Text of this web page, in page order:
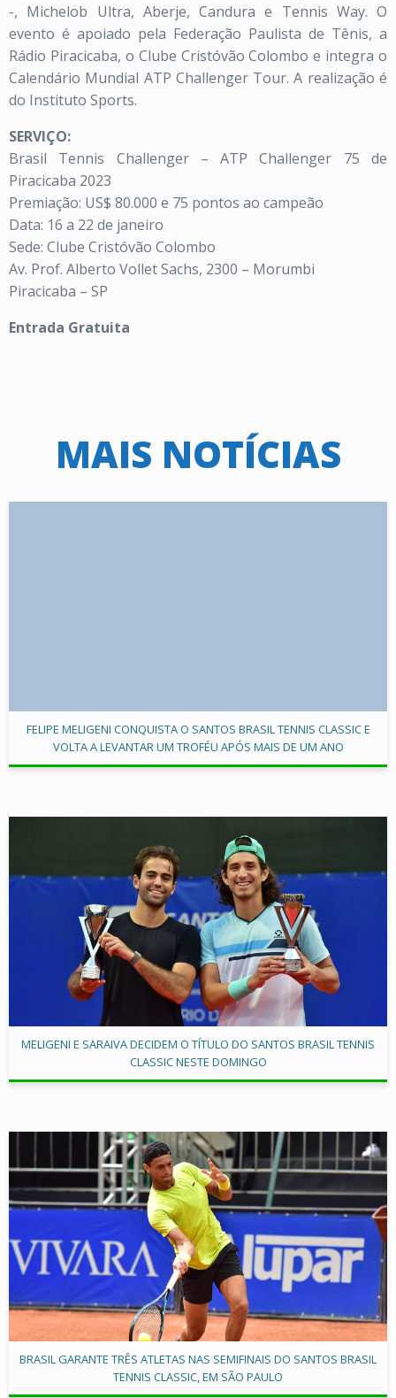
-, Michelob Ultra, Aberje, Candura e Tennis Way. O
evento é apoiado pela Federação Paulista de Tênis, a
Rádio Piracicaba, o Clube Cristóvão Colombo e integra o
Calendário Mundial ATP Challenger Tour. A realização é
do Instituto Sports.
SERVIÇO:
Brasil Tennis Challenger – ATP Challenger 75 de
Piracicaba 2023
Premiação: US$ 80.000 e 75 pontos ao campeão
Data: 16 a 22 de janeiro
Sede: Clube Cristóvão Colombo
Av. Prof. Alberto Vollet Sachs, 2300 – Morumbi
Piracicaba – SP
Entrada Gratuita
MAIS NOTÍCIAS
FELIPE MELIGENI CONQUISTA O SANTOS BRASIL TENNIS CLASSIC E
VOLTA A LEVANTAR UM TROFÉU APÓS MAIS DE UM ANO
MELIGENI E SARAIVA DECIDEM O TÍTULO DO SANTOS BRASIL TENNIS
CLASSIC NESTE DOMINGO
BRASIL GARANTE TRÊS ATLETAS NAS SEMIFINAIS DO SANTOS BRASIL
TENNIS CLASSIC, EM SÃO PAULO